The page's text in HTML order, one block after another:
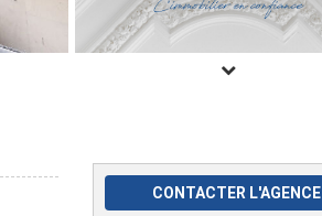
CONTACTER L'AGENCE